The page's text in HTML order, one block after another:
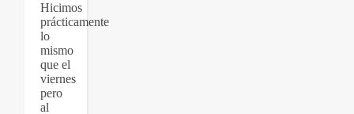
Hicimos
prácticamente
lo
mismo
que el
viernes
pero
al